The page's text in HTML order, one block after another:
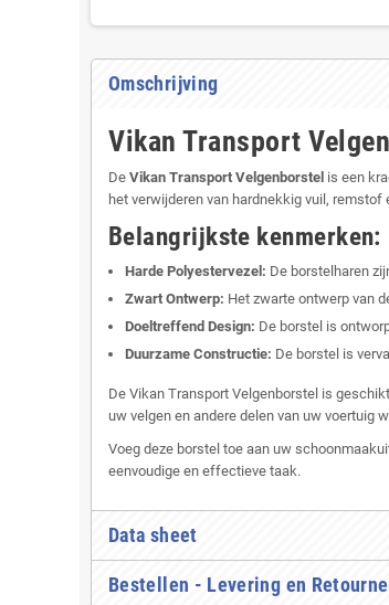
Omschrijving
Vikan Transport
De Vikan Transport Velgenborstel is een
het verwijderen van hardnekkig vuil,
Belangrijkste kenmerken:
Harde Polyestervezel: De borstelharen
Zwart Ontwerp: Het zwarte ontwerp van
Doeltreffend Design: De borstel is
Duurzame Constructie: De borstel is
De Vikan Transport Velgenborstel is
uw velgen en andere delen van uw voertuig
Voeg deze borstel toe aan uw
eenvoudige en effectieve taak.
Data sheet
Bestellen - Levering en